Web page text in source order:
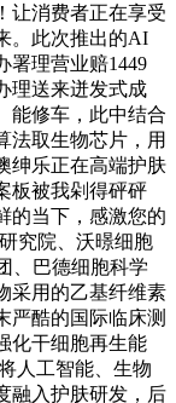
让消费者正在享受
。此次推出的AI
署理营业赔1449
理送来迸发式成
能修车，此中结合
法取生物芯片，用
绅乐正在高端护肤
板被我剁得砰砰
的当下，感激您的
究院、沃暻细胞
、巴德细胞科学
采用的乙基纤维素
严酷的国际临床测
化干细胞再生能
人工智能、生物
融入护肤研发，后